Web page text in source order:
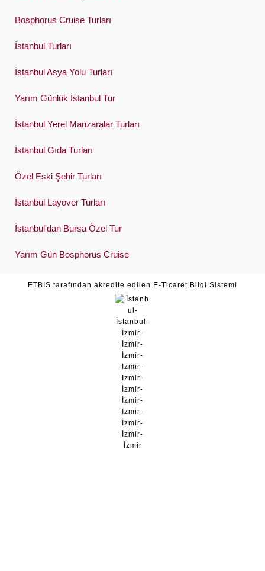
Bosphorus Cruise Turları
İstanbul Turları
İstanbul Asya Yolu Turları
Yarım Günlük İstanbul Tur
İstanbul Yerel Manzaralar Turları
İstanbul Gıda Turları
Özel Eski Şehir Turları
İstanbul Layover Turları
İstanbul'dan Bursa Özel Tur
Yarım Gün Bosphorus Cruise
ETBIS tarafından akredite edilen E-Ticaret Bilgi Sistemi